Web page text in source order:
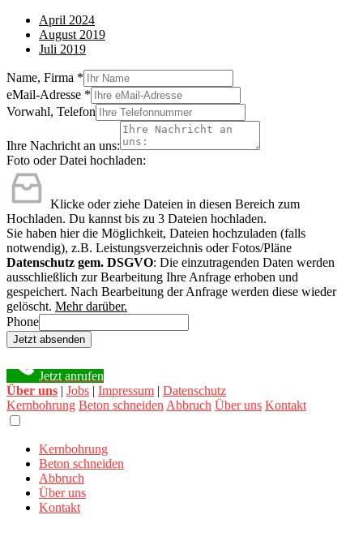
April 2024
August 2019
Juli 2019
Name, Firma *
eMail-Adresse *
Vorwahl, Telefon
Ihre Nachricht an uns:
Foto oder Datei hochladen:
Klicke oder ziehe Dateien in diesen Bereich zum
Hochladen. Du kannst bis zu 3 Dateien hochladen.
Sie haben hier die Möglichkeit, Dateien hochzuladen (falls
notwendig), z.B. Leistungsverzeichnis oder Fotos/Pläne
Datenschutz gem. DSGVO: Die einzutragenden Daten werden
ausschließlich zur Bearbeitung Ihre Anfrage erhoben und
gespeichert. Nach Bearbeitung der Anfrage werden diese wieder
gelöscht. Mehr darüber.
Phone
Jetzt absenden
Jetzt anrufen
Über uns | Jobs | Impressum | Datenschutz
Kernbohrung Beton schneiden Abbruch Über uns Kontakt
Kernbohrung
Beton schneiden
Abbruch
Über uns
Kontakt